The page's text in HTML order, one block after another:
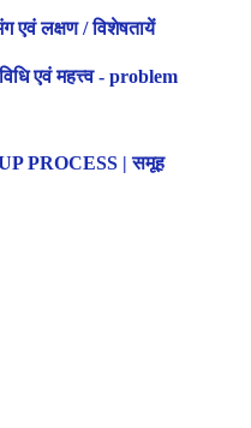
एवं लक्षण / विशेषतायें
एवं महत्त्व - problem
PROCESS | समूह